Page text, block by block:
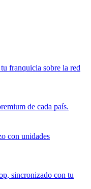
franquicia sobre la red
de cada país.
con unidades
sincronizado con tu